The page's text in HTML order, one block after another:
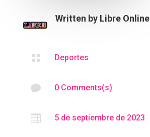
Written by Libre Online
 Deportes
 0 Comments(s)
 5 de septiembre de 2023